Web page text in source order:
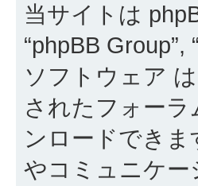
当サイトは
“phpBB
ソフトウェア は
されたフォー
ンロードでき
やコミュニケー